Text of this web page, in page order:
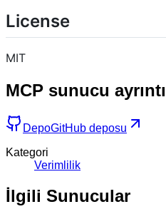
License
MIT
MCP sunucu
DepoGitHub deposu
Kategori
Verimlilik
İlgili Sunucular